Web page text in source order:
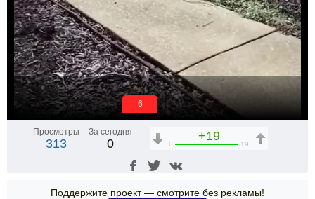
6
Просмотры
313
За сегодня
0
+19
0 19
Поддержите проект — смотрите без рекламы!